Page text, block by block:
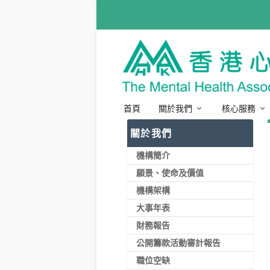
首頁 關於我們 核心服務
關於我們
機構簡介
願景、使命及價值
機構架構
大事年表
財務報告
公開籌款活動審計報告
職位空缺